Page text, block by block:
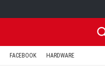
FACEBOOK HARDWARE